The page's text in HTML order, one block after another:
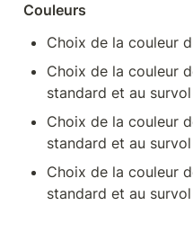
Couleurs
Choix de la couleur
Choix de la couleur
standard et au survol
Choix de la couleur
standard et au survol
Choix de la couleur
standard et au survol